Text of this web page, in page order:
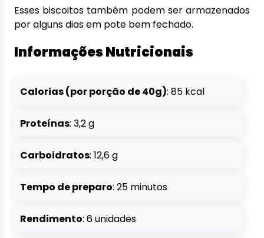
Esses biscoitos também podem ser armazenados
por alguns dias em pote bem fechado.
Informações Nutricionais
Calorias (por porção de 40g): 85 kcal
Proteínas: 3,2 g
Carboidratos: 12,6 g
Tempo de preparo: 25 minutos
Rendimento: 6 unidades